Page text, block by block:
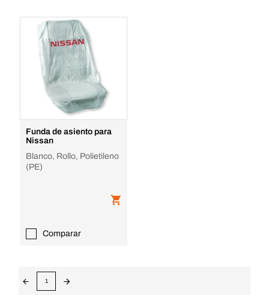
Funda de asiento para
Nissan
Blanco, Rollo, Polietileno
(PE)
Comparar
1